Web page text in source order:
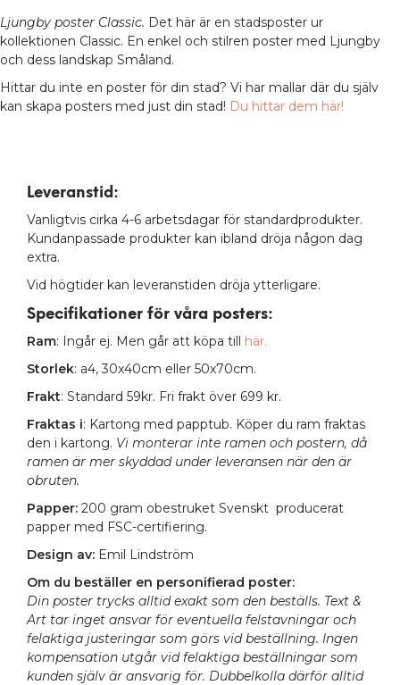
Ljungby poster Classic. Det här är en stadsposter ur
kollektionen Classic. En enkel och stilren poster med Ljungby
och dess landskap Småland.
Hittar du inte en poster för din stad? Vi har mallar där du själv
kan skapa posters med just din stad! Du hittar dem här!
Leveranstid:
Vanligtvis cirka 4-6 arbetsdagar för standardprodukter.
Kundanpassade produkter kan ibland dröja någon dag
extra.
Vid högtider kan leveranstiden dröja ytterligare.
Specifikationer för våra posters:
Ram: Ingår ej. Men går att köpa till här.
Storlek: a4, 30x40cm eller 50x70cm.
Frakt: Standard 59kr. Fri frakt över 699 kr.
Fraktas i: Kartong med papptub. Köper du ram fraktas
den i kartong. Vi monterar inte ramen och postern, då
ramen är mer skyddad under leveransen när den är
obruten.
Papper: 200 gram obestruket Svenskt producerat
papper med FSC-certifiering.
Design av: Emil Lindström
Om du beställer en personifierad poster:
Din poster trycks alltid exakt som den beställs. Text &
Art tar inget ansvar för eventuella felstavningar och
felaktiga justeringar som görs vid beställning. Ingen
kompensation utgår vid felaktiga beställningar som
kunden själv är ansvarig för. Dubbelkolla därför alltid